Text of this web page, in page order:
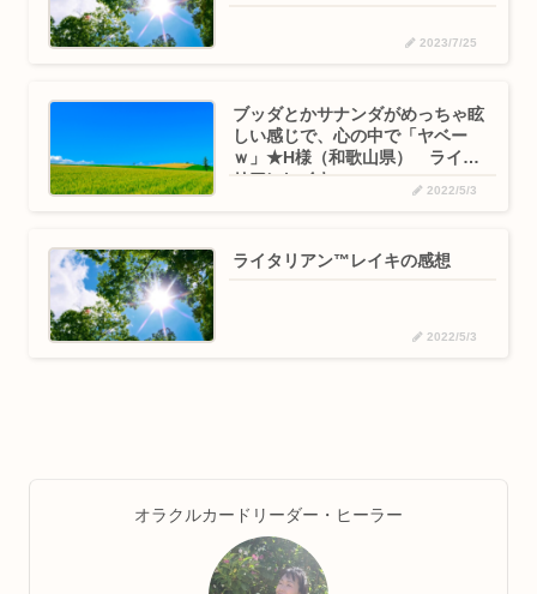
2023/7/25
ブッダとかサナンダがめっちゃ眩
しい感じで、心の中で「ヤベー
ｗ」★H様（和歌山県） ライタ
リアンレイキ
2022/5/3
ライタリアン™レイキの感想
2022/5/3
オラクルカードリーダー・ヒーラー